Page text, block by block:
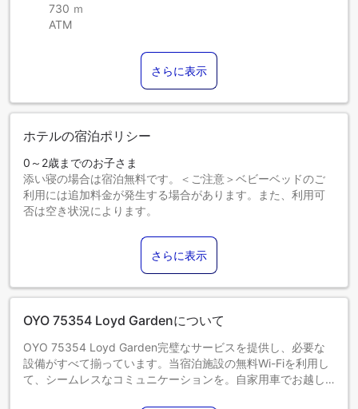
730 ｍ
ATM
さらに表示
ホテルの宿泊ポリシー
0～2歳までのお子さま
添い寝の場合は宿泊無料です。＜ご注意＞ベビーベッドのご
利用には追加料金が発生する場合があります。また、利用可
否は空き状況によります。
添い寝の場合は宿泊無料です。
7歳以上のゲストは大人とみなされます。
エキストラベッドの追加可否は、お部屋タイプにより異なり
ます。各部屋タイプ欄の記載をご確認ください。
さらに表示
OYO 75354 Loyd Gardenについて
OYO 75354 Loyd Garden完璧なサービスを提供し、必要な
設備がすべて揃っています。当宿泊施設の無料Wi-Fiを利用し
て、シームレスなコミュニケーションを。自家用車でお越し